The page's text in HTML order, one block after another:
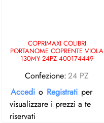
COPRIMAXI COLIBRI
PORTANOME COPRENTE VIOLA
130MY 24PZ 400174449
Confezione:24 PZ
Accedi o Registrati per
visualizzare i prezzi a te
riservati